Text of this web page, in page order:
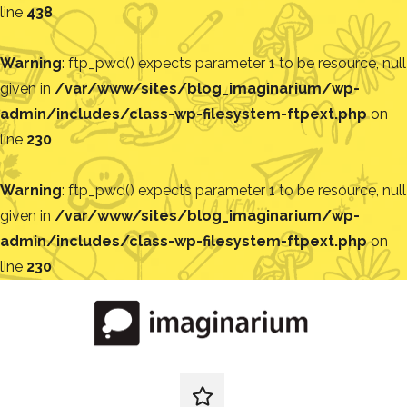
line 438
Warning: ftp_pwd() expects parameter 1 to be resource, null
given in /var/www/sites/blog_imaginarium/wp-
admin/includes/class-wp-filesystem-ftpext.phpon
line 230
Warning: ftp_pwd() expects parameter 1 to be resource, null
given in /var/www/sites/blog_imaginarium/wp-
admin/includes/class-wp-filesystem-ftpext.phpon
line 230
redes